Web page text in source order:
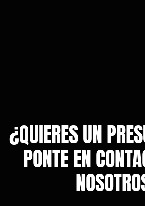
¿QUIERES UN
PONTE EN